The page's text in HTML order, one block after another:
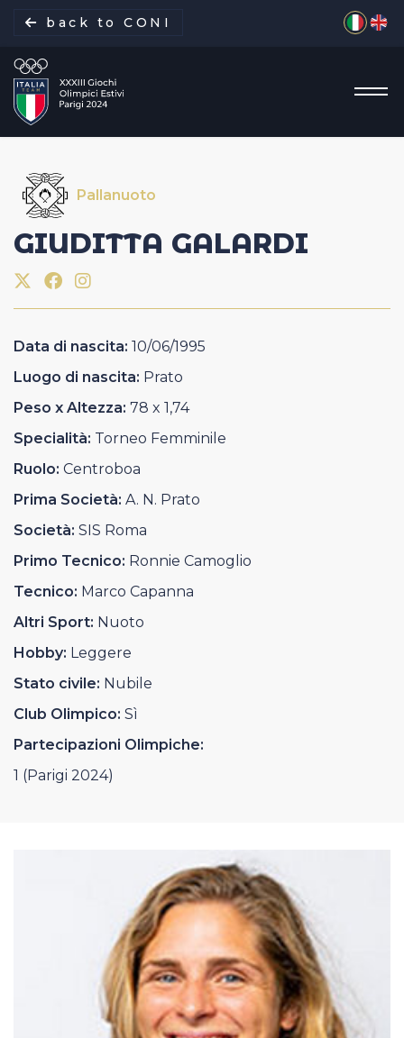
back to CONI
La missione
Italia Team
Discipline
Gare
Casa Italia
News
Media
Pallanuoto
GIUDITTA GALARDI
Data di nascita: 10/06/1995
Luogo di nascita: Prato
Peso x Altezza: 78 x 1,74
Specialità: Torneo Femminile
Ruolo: Centroboa
Prima Società: A. N. Prato
Società: SIS Roma
Primo Tecnico: Ronnie Camoglio
Tecnico: Marco Capanna
Altri Sport: Nuoto
Hobby: Leggere
Stato civile: Nubile
Club Olimpico: Sì
Partecipazioni Olimpiche:
1 (Parigi 2024)